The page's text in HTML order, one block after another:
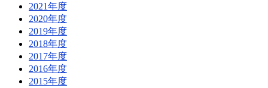
2021年度
2020年度
2019年度
2018年度
2017年度
2016年度
2015年度